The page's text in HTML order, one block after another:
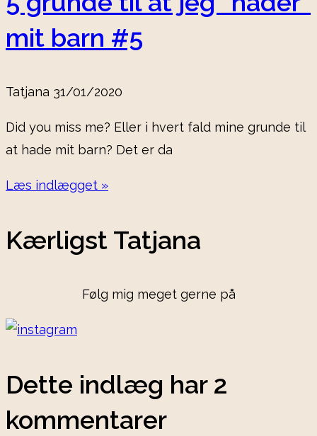
mit barn #5
Tatjana 31/01/2020
Did you miss me? Eller i hvert fald mine grunde til
at hade mit barn? Det er da
Læs indlægget »
Kærligst Tatjana
Følg mig meget gerne på
Dette indlæg har 2
kommentarer